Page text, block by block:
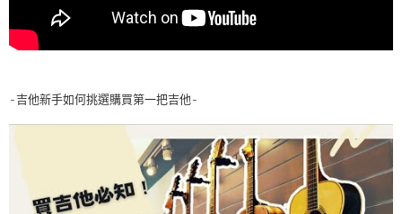
-吉他新手如何挑選購買第一把吉他-